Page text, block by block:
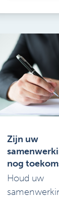
Zijn uw
nog
Houd uw